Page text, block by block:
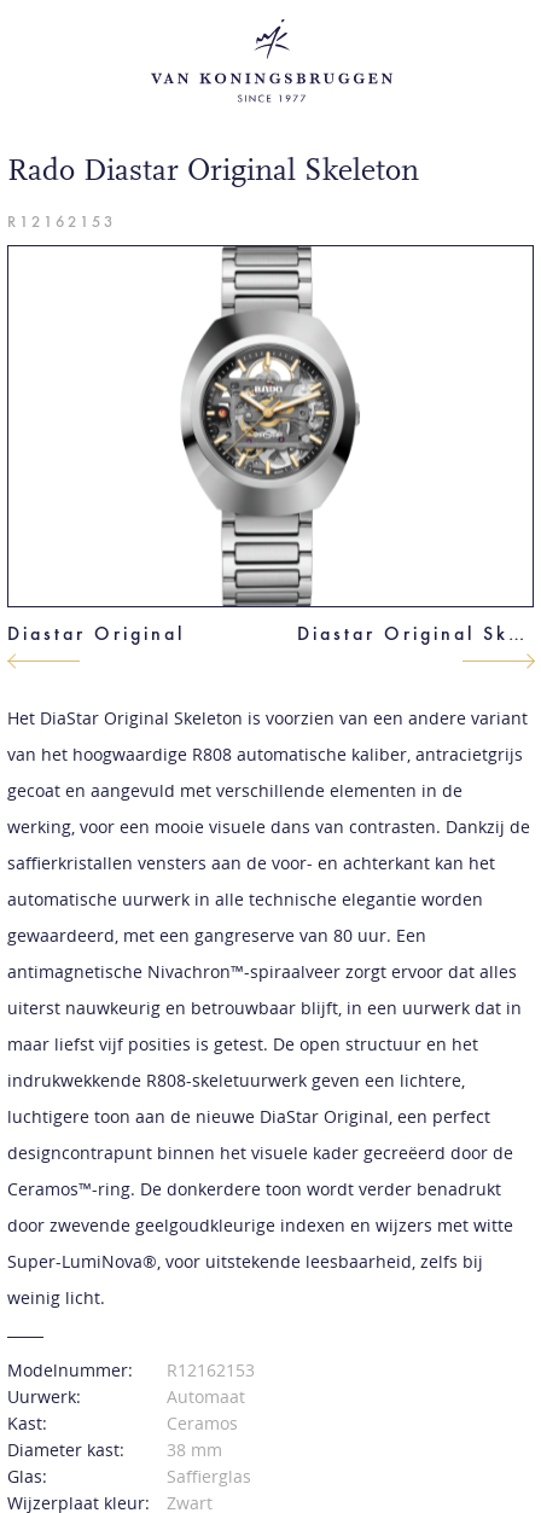
Rado Diastar Original Skeleton
R12162153
Diastar Original Diastar Original Skeleton
Het DiaStar Original Skeleton is voorzien van een andere variant
van het hoogwaardige R808 automatische kaliber, antracietgrijs
gecoat en aangevuld met verschillende elementen in de
werking, voor een mooie visuele dans van contrasten. Dankzij de
saffierkristallen vensters aan de voor- en achterkant kan het
automatische uurwerk in alle technische elegantie worden
gewaardeerd, met een gangreserve van 80 uur. Een
antimagnetische Nivachron™-spiraalveer zorgt ervoor dat alles
uiterst nauwkeurig en betrouwbaar blijft, in een uurwerk dat in
maar liefst vijf posities is getest. De open structuur en het
indrukwekkende R808-skeletuurwerk geven een lichtere,
luchtigere toon aan de nieuwe DiaStar Original, een perfect
designcontrapunt binnen het visuele kader gecreëerd door de
Ceramos™-ring. De donkerdere toon wordt verder benadrukt
door zwevende geelgoudkleurige indexen en wijzers met witte
Super-LumiNova®, voor uitstekende leesbaarheid, zelfs bij
weinig licht.
Modelnummer:
R12162153
Uurwerk:
Automaat
Kast:
Ceramos
Diameter kast:
38 mm
Glas:
Saffierglas
Wijzerplaat kleur:
Zwart